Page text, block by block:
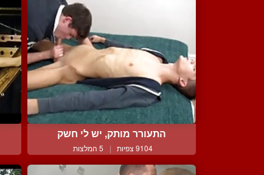
התעורר מותק, יש לי חשק
9104 צפיות | 5 המלצות